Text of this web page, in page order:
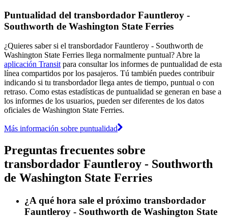
Puntualidad del transbordador Fauntleroy -
Southworth de Washington State Ferries
¿Quieres saber si el transbordador Fauntleroy - Southworth de
Washington State Ferries llega normalmente puntual? Abre la
aplicación Transit para consultar los informes de puntualidad de esta
línea compartidos por los pasajeros. Tú también puedes contribuir
indicando si tu transbordador llega antes de tiempo, puntual o con
retraso. Como estas estadísticas de puntualidad se generan en base a
los informes de los usuarios, pueden ser diferentes de los datos
oficiales de Washington State Ferries.
Más información sobre puntualidad
Preguntas frecuentes sobre
transbordador Fauntleroy - Southworth
de Washington State Ferries
¿A qué hora sale el próximo transbordador
Fauntleroy - Southworth de Washington State